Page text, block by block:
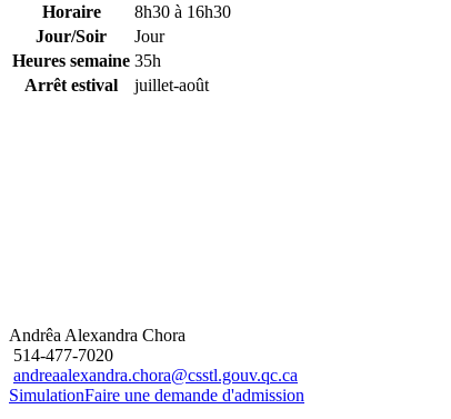
Horaire
8h30 à 16h30
Jour/Soir
Jour
Heures semaine 35h
Arrêt estival
juillet-août
Andrêa Alexandra Chora
514-477-7020
andreaalexandra.chora@csstl.gouv.qc.ca
SimulationFaire une demande d'admission